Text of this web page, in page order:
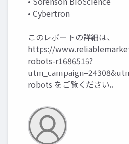
• Cybertron
このレポートの詳細は、
https://
robots-r1686516?
robots をご覧ください。